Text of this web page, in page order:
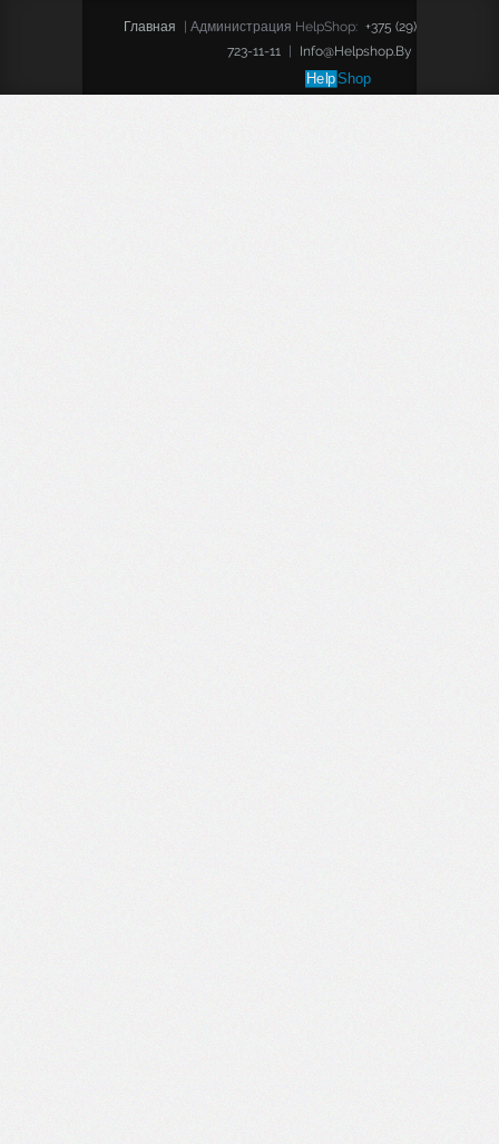
Главная | Администрация HelpShop: +375 (29)
723-11-11
| Info@helpshop.by